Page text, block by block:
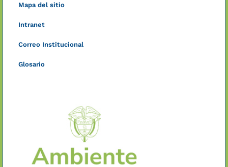
Mapa del sitio
Intranet
Correo Institucional
Glosario